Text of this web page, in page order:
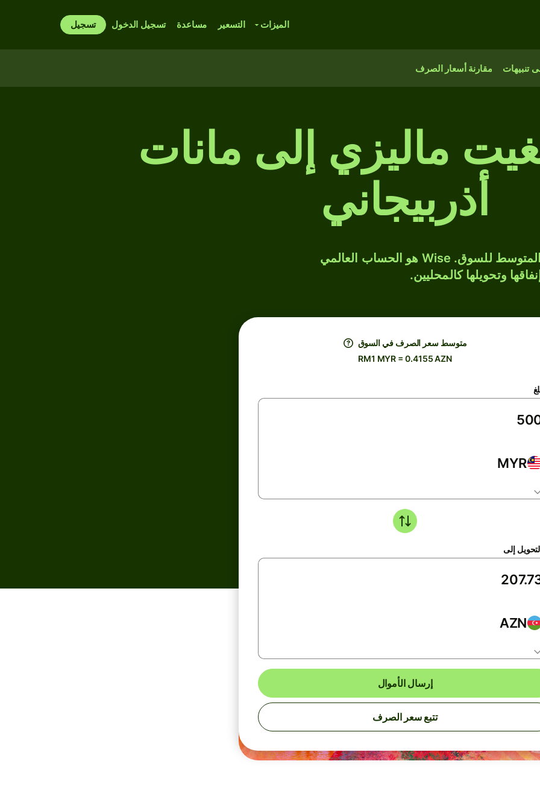
الميزات التسعير مساعدة تسجيل الدخول تسجيل
تنبيهات مقارنة أسعار الصرف
ماليزي إلى مانات
أذربيجاني
حوّل MYR إلى AZN بسعر الصرف المتوسط للسوق. Wise هو الحساب العالمي
وتحويلها كالمحليين.
متوسط ​​سعر الصرف في السوق
RM1 MYR = 0.4155 AZN
MYR
إلى
AZN
إرسال الأموال
تتبع سعر الصرف